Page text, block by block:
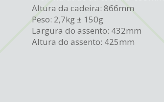
Altura da cadeira: 866mm
Peso: 2,7kg ± 150g
Largura do assento: 432mm
Altura do assento: 425mm